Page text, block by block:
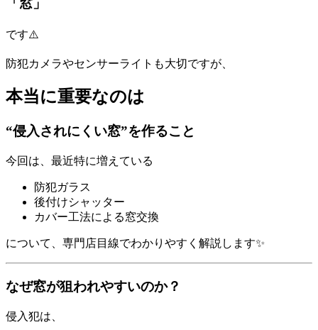
「窓」
です⚠️
防犯カメラやセンサーライトも大切ですが、
本当に重要なのは
“侵入されにくい窓”を作ること
今回は、最近特に増えている
防犯ガラス
後付けシャッター
カバー工法による窓交換
について、専門店目線でわかりやすく解説します✨
なぜ窓が狙われやすいのか？
侵入犯は、